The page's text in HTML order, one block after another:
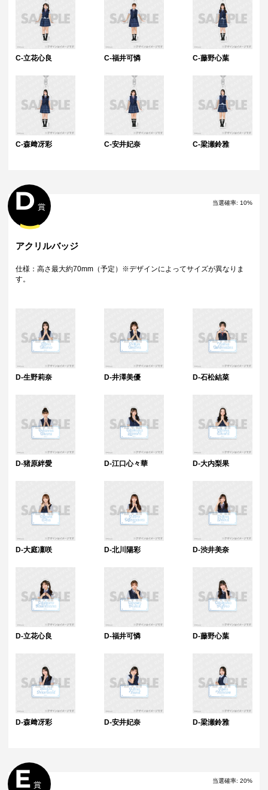
C-立花心良 C-福井可憐 C-藤野心葉
C-森﨑冴彩 C-安井妃奈 C-梁瀬鈴雅
当選確率: 10%
D 賞
アクリルバッジ
仕様：高さ最大約70mm（予定）※デザインによってサイズが異なりま
す。
D-生野莉奈 D-井澤美優 D-石松結菜
D-猪原絆愛 D-江口心々華 D-大内梨果
D-大庭凜咲 D-北川陽彩 D-渋井美奈
D-立花心良 D-福井可憐 D-藤野心葉
D-森﨑冴彩 D-安井妃奈 D-梁瀬鈴雅
当選確率: 20%
E 賞